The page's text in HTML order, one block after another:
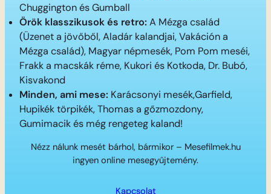
Chuggington és Gumball
Örök klasszikusok és retro: A Mézga család
(Üzenet a jövőből, Aladár kalandjai, Vakáción a
Mézga család), Magyar népmesék, Pom Pom meséi,
Frakk a macskák réme, Kukori és Kotkoda, Dr. Bubó,
Kisvakond
Minden, ami mese: Karácsonyi mesék,Garfield,
Hupikék törpikék, Thomas a gőzmozdony,
Gumimacik és még rengeteg kaland!
Nézz nálunk mesét bárhol, bármikor – Mesefilmek.hu
ingyen online mesegyűjtemény.
Kapcsolat